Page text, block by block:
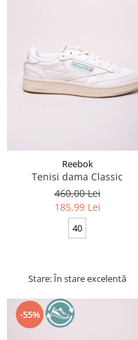
Reebok
Tenisi dama Classic
460,00 Lei
185,99 Lei
40
Stare: În stare excelentă
-55%